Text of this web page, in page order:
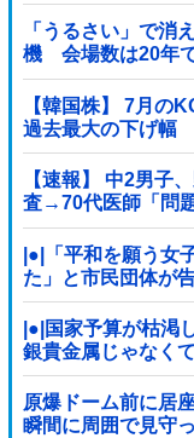
「うるさい」で消
機 会場数は20年
ス”も
【韓国株】 7月の
過去最大の下げ幅
【速報】 中2男子
査→70代医師「問
画像みてました」
|●|「平和を願う女
た」と市民団体が
惑する人が続出
|●|国家予算が枯渇
銀貴金属じゃなく
ありすぎる……
原爆ドーム前に居
瞬間に周囲で見守